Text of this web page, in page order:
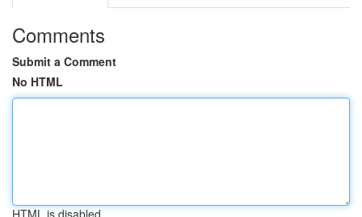
Comments
Submit a Comment
No HTML
HTML is disabled